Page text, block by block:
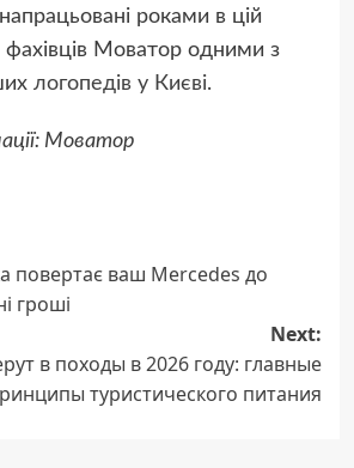
роками в цій
фахівців Моватор одними з
логопедів у Києві.
Моватор
повертає ваш Mercedes до
гроші
Next:
в походы в 2026 году: главные
туристического питания